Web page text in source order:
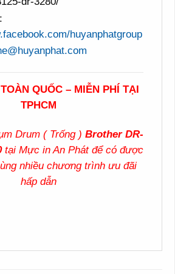
huyanphatgroup
QUỐC – MIỄN PHÍ TẠI
TPHCM
Drum ( Trống ) Brother DR-
tại Mực in An Phátđể có được
nhiều chương trình ưu đãi
hấp dẫn